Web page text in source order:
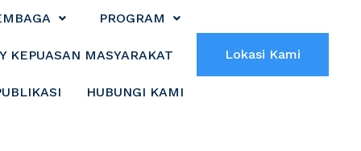
PROGRAM
KEPUASAN MASYARAKAT
HUBUNGI KAMI
Lokasi Kami